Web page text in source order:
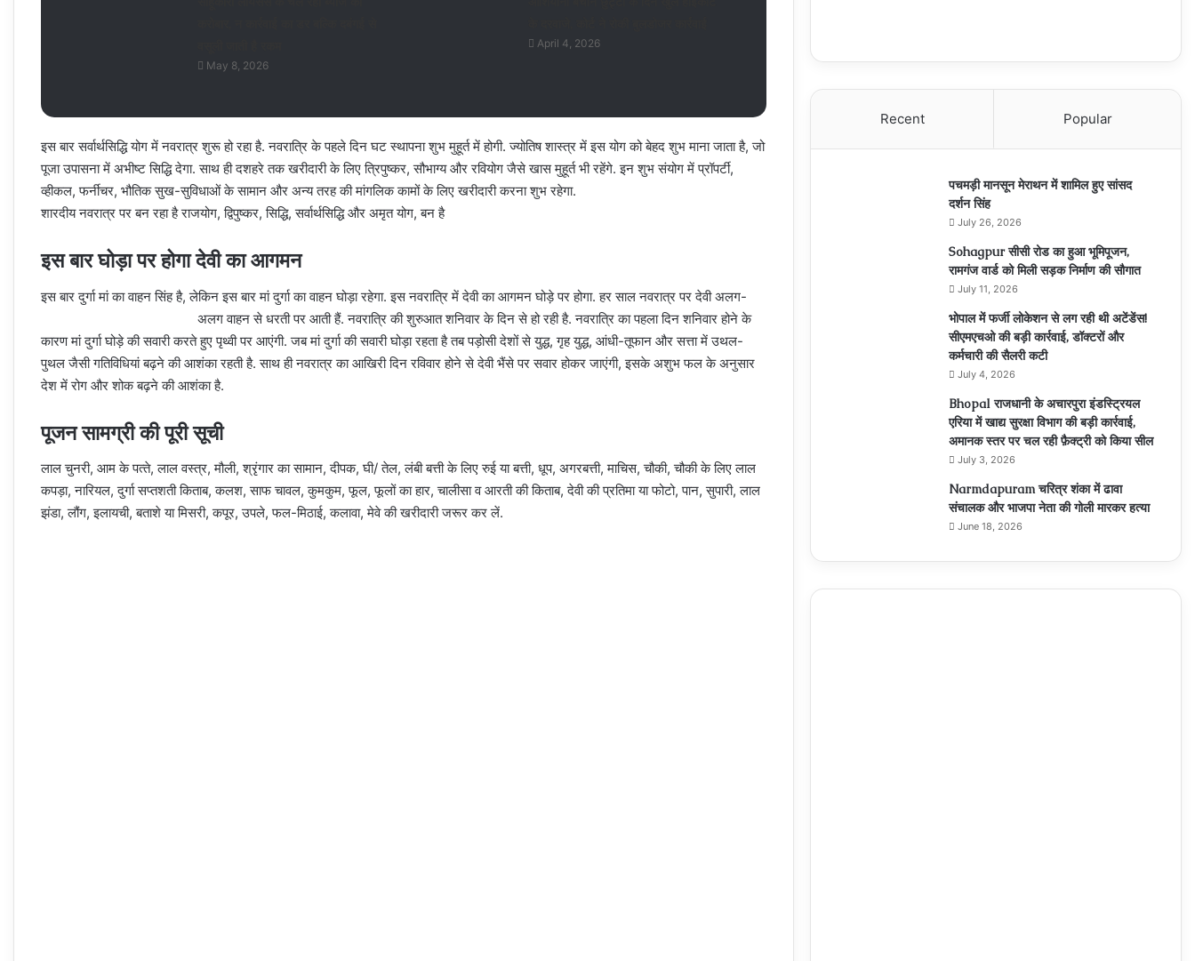
May 8, 2026
April 4, 2026
इस बार सर्वार्थसिद्धि योग में नवरात्र शुरू हो रहा है. नवरात्रि के पहले दिन घट स्थापना शुभ मुहूर्त में होगी. ज्योतिष शास्त्र में इस योग को बेहद शुभ माना जाता है, जो
पूजा उपासना में अभीष्ट सिद्धि देगा. साथ ही दशहरे तक खरीदारी के लिए त्रिपुष्कर, सौभाग्य और रवियोग जैसे खास मुहूर्त भी रहेंगे. इन शुभ संयोग में प्रॉपर्टी,
व्हीकल, फर्नीचर, भौतिक सुख-सुविधाओं के सामान और अन्य तरह की मांगलिक कामों के लिए खरीदारी करना शुभ रहेगा.
शारदीय नवरात्र पर बन रहा है राजयोग, द्विपुष्कर, सिद्धि, सर्वार्थसिद्धि और अमृत योग, बन है
इस बार घोड़ा पर होगा देवी का आगमन
इस बार दुर्गा मां का वाहन सिंह है, लेकिन इस बार मां दुर्गा का वाहन घोड़ा रहेगा. इस नवरात्रि में देवी का आगमन घोड़े पर होगा. हर साल नवरात्र पर देवी अलग-
अलग वाहन से धरती पर आती हैं. नवरात्रि की शुरुआत शनिवार के दिन से हो रही है.नवरात्रि का पहला दिन शनिवार होने के
कारण मां दुर्गा घोड़े की सवारी करते हुए पृथ्वी पर आएंगी. जब मां दुर्गा की सवारी घोड़ा रहता है तब पड़ोसी देशों से युद्ध, गृह युद्ध, आंधी-तूफान और सत्ता में उथल-
पुथल जैसी गतिविधियां बढ़ने की आशंका रहती है. साथ ही नवरात्र का आखिरी दिन रविवार होने से देवी भैंसे पर सवार होकर जाएंगी, इसके अशुभ फल के अनुसार
देश में रोग और शोक बढ़ने की आशंका है.
पूजन सामग्री की पूरी सूची
लाल चुनरी, आम के पत्‍ते, लाल वस्त्र, मौली, श्रृंगार का सामान, दीपक, घी/ तेल, लंबी बत्ती के लिए रुई या बत्ती, धूप, अगरबत्ती, माचिस, चौकी, चौकी के लिए लाल
कपड़ा, नारियल, दुर्गा सप्‍तशती किताब, कलश, साफ चावल, कुमकुम, फूल, फूलों का हार, चालीसा व आरती की किताब, देवी की प्रतिमा या फोटो, पान, सुपारी, लाल
झंडा, लौंग, इलायची, बताशे या मिसरी, कपूर, उपले, फल-मिठाई, कलावा, मेवे की खरीदारी जरूर कर लें.
Recent Popular
पचमड़ी मानसून मेराथन में शामिल हुए सांसद
दर्शन सिंह
July 26, 2026
Sohagpur सीसी रोड का हुआ भूमिपूजन,
रामगंज वार्ड को मिली सड़क निर्माण की सौगात
July 11, 2026
भोपाल में फर्जी लोकेशन से लग रही थी अटेंडेंस!
सीएमएचओ की बड़ी कार्रवाई, डॉक्टरों और
कर्मचारी की सैलरी कटी
July 4, 2026
Bhopal राजधानी के अचारपुरा इंडस्ट्रियल
एरिया में खाद्य सुरक्षा विभाग की बड़ी कार्रवाई,
अमानक स्तर पर चल रही फ़ैक्ट्री को किया सील
July 3, 2026
Narmdapuram चरित्र शंका में ढावा
संचालक और भाजपा नेता की गोली मारकर हत्या
June 18, 2026